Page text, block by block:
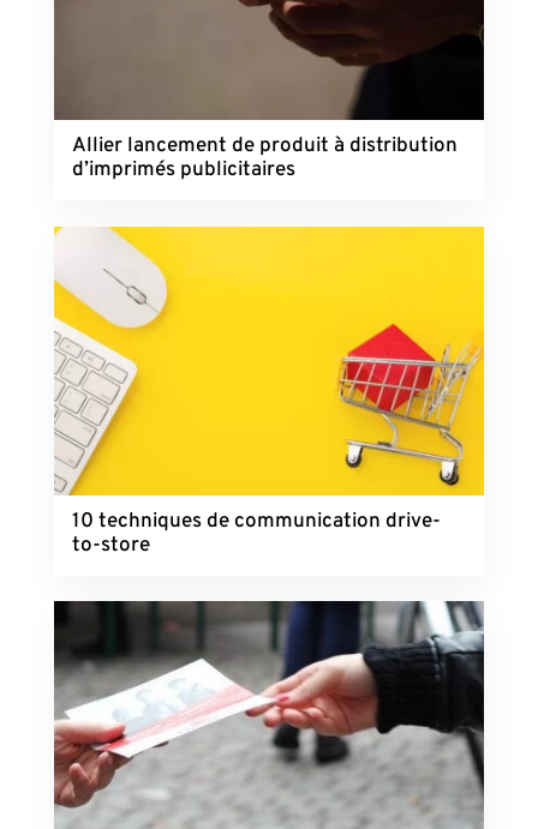
Allier lancement de produit à distribution
d’imprimés publicitaires
10 techniques de communication drive-
to-store